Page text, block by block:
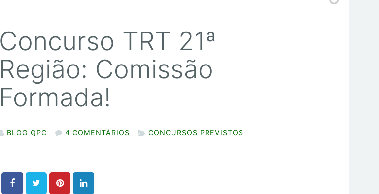
Concurso TRT 21ª
Região: Comissão
Formada!
BLOG QPC 4 COMENTÁRIOS CONCURSOS PREVISTOS